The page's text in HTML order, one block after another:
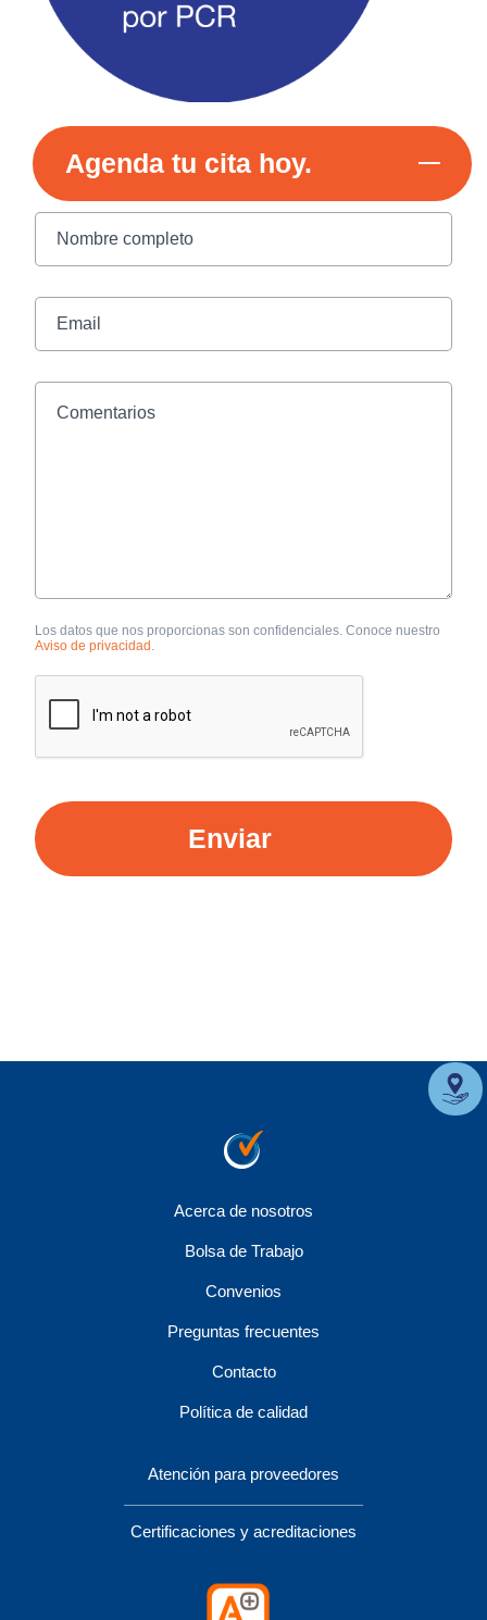
Agenda tu cita hoy.
Nombre completo
Email
Comentarios
Los datos que nos proporcionas son confidenciales. Conoce nuestro
Aviso de privacidad .
Enviar
Acerca de nosotros
Bolsa de Trabajo
Convenios
Preguntas frecuentes
Contacto
Política de calidad
Atención para proveedores
Certificaciones y acreditaciones